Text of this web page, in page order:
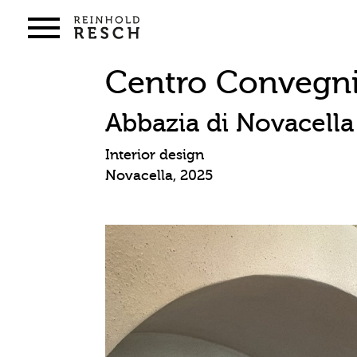
Centro
Abbazia di Novacella
Interior design
Novacella, 2025